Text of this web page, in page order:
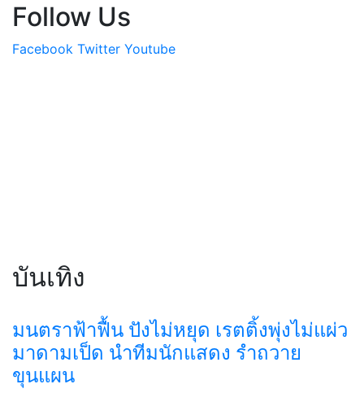
Follow Us
Facebook Twitter Youtube
บันเทิง
มนตราฟ้าฟื้น ปังไม่หยุด เรตติ้งพุ่งไม่แผ่ว
มาดามเป็ด นำทีมนักแสดง รำถวาย
ขุนแผน